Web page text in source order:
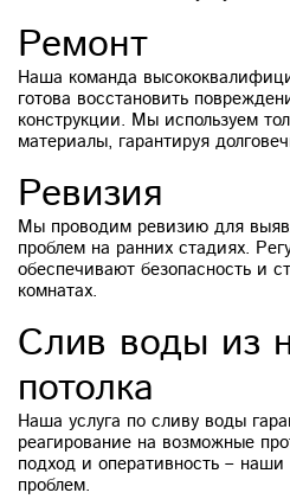
Ремонт
Наша команда
готова восстановить
конструкции. Мы используем
материалы, гарантируя
Ревизия
Мы проводим ревизию для
проблем на ранних стадиях.
обеспечивают безопасность и
комнатах.
Слив воды из
потолка
Наша услуга по сливу воды
реагирование на возможные
подход и оперативность –
проблем.